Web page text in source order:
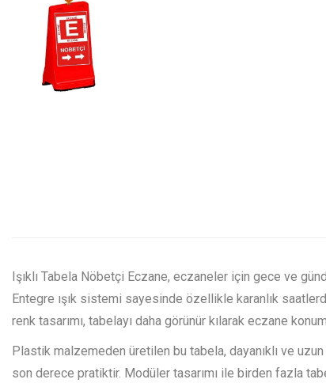
Işıklı Tabela Nöbetçi Eczane, eczaneler için gece ve
Entegre ışık sistemi sayesinde özellikle karanlık
renk tasarımı, tabelayı daha görünür kılarak eczane
Plastik malzemeden üretilen bu tabela, dayanıklı ve
son derece pratiktir. Modüler tasarımı ile birden fazla